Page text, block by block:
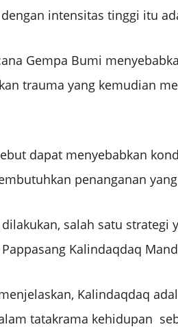
intensitas tinggi itu
Gempa Bumi
trauma yang kemudian
dapat menyebabkan
penanganan
salah satu
Kalindaqdaq
Kalindaqdaq
tatakrama kehidupan